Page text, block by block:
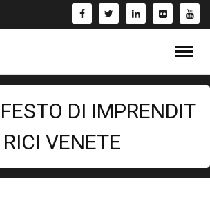
DI IMPRENDIT
RICI VENETE